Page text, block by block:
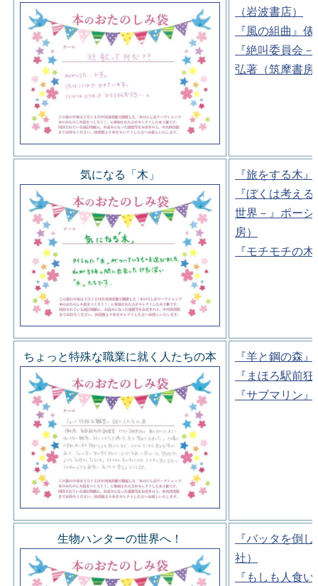
（岩波書店）
『風の組曲』
『絶叫委員会
弘著（筑摩書房
気になる「木」
『旅をする木
『ぼくは考え
世界－』ポー
房）
『モチモチの
ちょっと特殊な職業に就く人たちの本
『羊と鋼の森
『まほろ駅前
『サブマリン
生物ハンターの世界へ！
『バッタを倒
社）
『もしも人食